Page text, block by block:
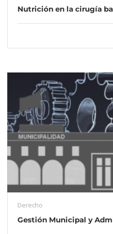
Nutrición en la cirugía
Derecho
Gestión Municipal y